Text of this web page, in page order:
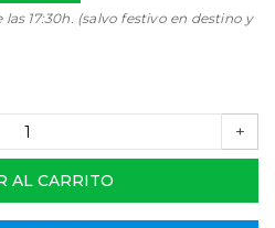
17:30h. (salvo festivo en destino y
+
AL CARRITO